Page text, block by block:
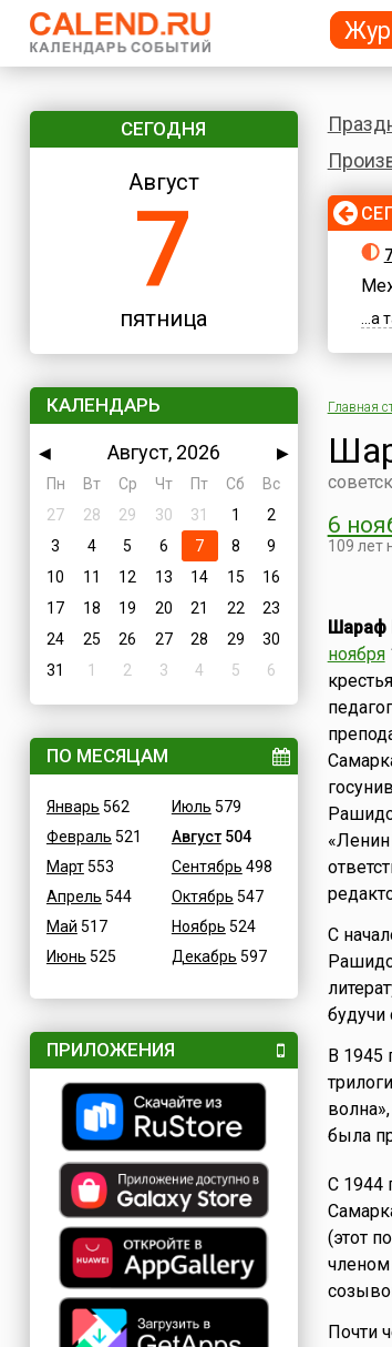
СЕГОДНЯ
Август
7
пятница
КАЛЕНДАРЬ
◀ Август, 2026
▶
Пн
Вт Ср Чт Пт Сб
Вс
27
28 29 30 31 1
2
3
4 5 6 7 8
9
10
11 12 13 14 15
16
17
18 19 20 21 22
23
24
25 26 27 28 29
30
31
1 2 3 4 5 6
ПО МЕСЯЦАМ
Январь 562
Февраль 521
Март553
Апрель 544
Май 517
Июнь 525
Июль 579
Август504
Сентябрь 498
Октябрь 547
Ноябрь 524
Декабрь 597
ПРИЛОЖЕНИЯ
Главная
6
109 лет
Шараф
ноября
«Ленин
С
будучи
В 1945
была
С 1944
(этот
Почти